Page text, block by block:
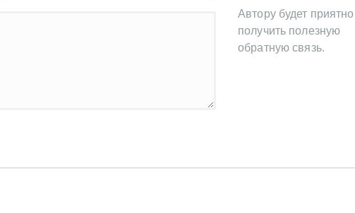
Автору будет приятно
получить полезную
обратную связь.